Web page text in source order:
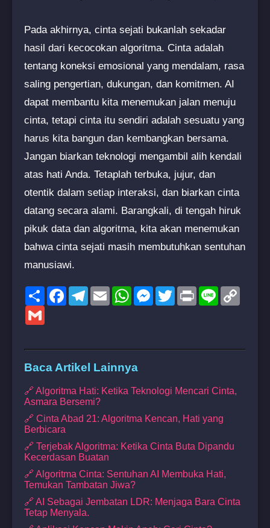
Pada akhirnya, cinta sejati bukanlah sekadar
hasil dari kecocokan algoritma. Cinta adalah
tentang koneksi emosional yang mendalam, rasa
saling pengertian, dukungan, dan komitmen. AI
dapat membantu kita menemukan jalan menuju
cinta, tetapi cinta itu sendiri adalah sesuatu yang
harus kita bangun dan kembangkan bersama.
Jangan biarkan teknologi mengambil alih kendali
atas hati Anda. Tetaplah terbuka, jujur, dan
otentik dalam setiap interaksi, dan biarkan cinta
datang secara alami. Barangkali, di tengah hiruk
pikuk data dan algoritma, kita akan menemukan
bahwa cinta sejati masih membutuhkan sentuhan
manusiawi.
ShareFacebookTelegram
EmailWhatsAppMessenger
TwitterPrint Line
Baca Artikel Lainnya
🔗 Algoritma Hati: Ketika Teknologi Mencari Cinta,
Asmara Bersemi?
🔗 Cinta Abad 21: Algoritma Kencan, Hati yang
Berbicara
🔗 Terjebak Algoritma: Ketika Cinta Buta Dipandu
Kecerdasan Buatan
🔗 Algoritma Cinta: Sentuhan AI Membuka Hati,
Temukan Tambatan Jiwa?
🔗 AI Sebagai Jembatan LDR: Menjaga Bara Cinta
Tetap Menyala.